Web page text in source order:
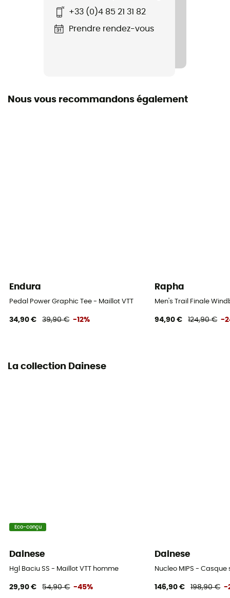
Manches
+33 (0)4 85 21 31 82
Prendre rendez-vous
Nous vous recommandons également
Endura
Pedal Power Graphic Tee - Maillot VTT
34,90 € 39,90 € -12%
Rapha
Men's Trail Finale
94,90 € 124,90 € -
La collection Dainese
Eco-conçu
Dainese
Hgl Baciu SS - Maillot VTT homme
29,90 € 54,90 € -45%
Dainese
Nucleo MIPS - Casque
146,90 € 198,90 € -